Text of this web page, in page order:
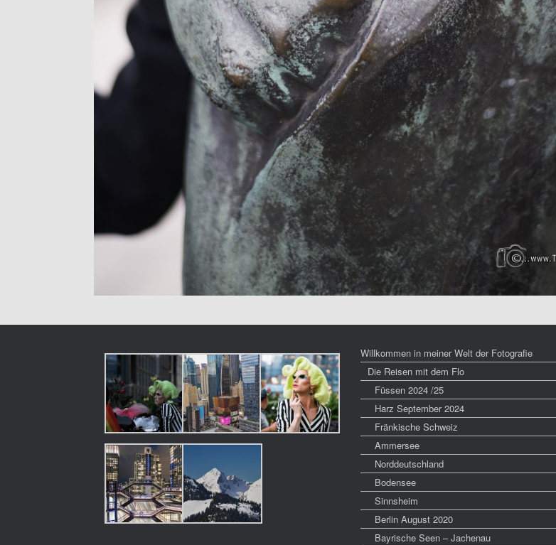
Willkommen in meiner Welt der Fotografie
Die Reisen mit dem Flo
Füssen 2024 /25
Harz September 2024
Fränkische Schweiz
Ammersee
Norddeutschland
Bodensee
Sinnsheim
Berlin August 2020
Bayrische Seen – Jachenau